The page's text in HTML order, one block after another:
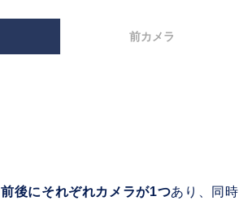
前カメラ
前後にそれぞれカメラが1つあり、同時